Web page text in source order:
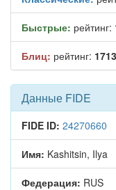
Быстрые: рейтинг:
Блиц: рейтинг: 1713
Данные FIDE
FIDE ID: 24270660
Имя: Kashitsin, Ilya
Федерация: RUS